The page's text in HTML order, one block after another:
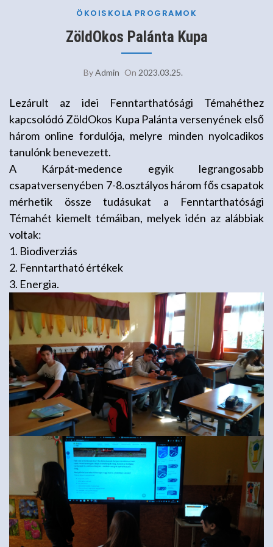
ÖKOISKOLA PROGRAMOK
ZöldOkos Palánta Kupa
ByAdmin On 2023.03.25.
Lezárult az idei Fenntarthatósági Témahéthez
kapcsolódó ZöldOkos Kupa Palánta versenyének első
három online fordulója, melyre minden nyolcadikos
tanulónk benevezett.
A Kárpát-medence egyik legrangosabb
csapatversenyében 7-8.osztályos három fős csapatok
mérhetik össze tudásukat a Fenntarthatósági
Témahét kiemelt témáiban, melyek idén az alábbiak
voltak:
1. Biodiverziás
2. Fenntartható értékek
3. Energia.